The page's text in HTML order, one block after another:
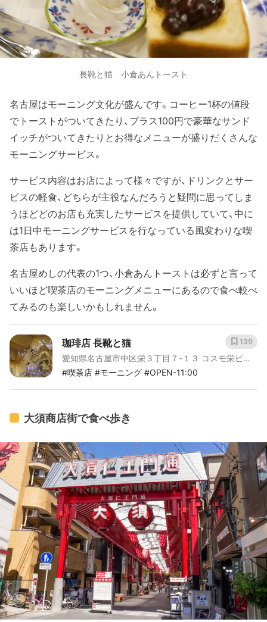
長靴と猫 小倉あんトースト
名古屋はモーニング文化が盛んです。コーヒー1杯の値段
でトーストがついてきたり、プラス100円で豪華なサンド
イッチがついてきたりとお得なメニューが盛りだくさんな
モーニングサービス。
サービス内容はお店によって様々ですが、ドリンクとサー
ビスの軽食、どちらが主役なんだろうと疑問に思ってしま
うほどどのお店も充実したサービスを提供していて、中に
は1日中モーニングサービスを行なっている風変わりな喫
茶店もあります。
名古屋めしの代表の1つ、小倉あんトーストは必ずと言って
いいほど喫茶店のモーニングメニューにあるので食べ較べ
てみるのも楽しいかもしれません。
珈琲店 長靴と猫
愛知県名古屋市中区栄３丁目７-１３ コスモ栄ビル
B1F
#喫茶店 #モーニング #OPEN-11:00
139
大須商店街で食べ歩き